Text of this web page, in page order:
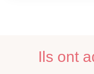
Ils ont